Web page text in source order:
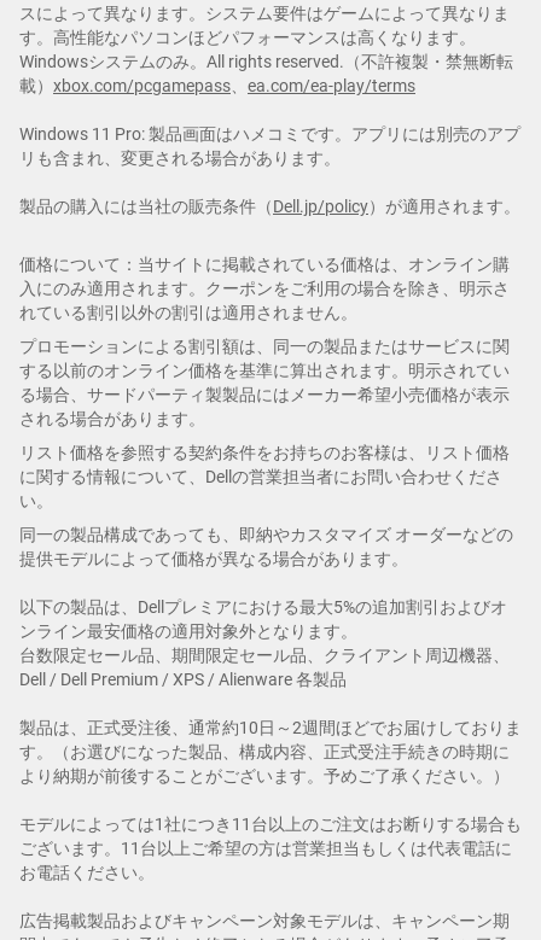
スによって異なります。システム要件はゲームによって異なりま
す。高性能なパソコンほどパフォーマンスは高くなります。
Windowsシステムのみ。All rights reserved.（不許複製・禁無断転
載） xbox.com/pcgamepass ea.com/ea-play/terms
Windows 11 Pro: 製品画面はハメコミです。アプリには別売のアプ
リも含まれ、変更される場合があります。
製品の購入には当社の販売条件（Dell.jp/policy）が適用されます。
価格について：当サイトに掲載されている価格は、オンライン購
入にのみ適用されます。クーポンをご利用の場合を除き、明示さ
れている割引以外の割引は適用されません。
プロモーションによる割引額は、同一の製品またはサービスに関
する以前のオンライン価格を基準に算出されます。明示されてい
る場合、サードパーティ製製品にはメーカー希望小売価格が表示
される場合があります。
リスト価格を参照する契約条件をお持ちのお客様は、リスト価格
に関する情報について、Dellの営業担当者にお問い合わせくださ
い。
同一の製品構成であっても、即納やカスタマイズ オーダーなどの
提供モデルによって価格が異なる場合があります。
以下の製品は、Dellプレミアにおける最大5%の追加割引およびオ
ンライン最安価格の適用対象外となります。
台数限定セール品、期間限定セール品、クライアント周辺機器、
Dell / Dell Premium / XPS / Alienware 各製品
製品は、正式受注後、通常約10日～2週間ほどでお届けしておりま
す。（お選びになった製品、構成内容、正式受注手続きの時期に
より納期が前後することがございます。予めご了承ください。）
モデルによっては1社につき11台以上のご注文はお断りする場合も
ございます。11台以上ご希望の方は営業担当もしくは代表電話に
お電話ください。
広告掲載製品およびキャンペーン対象モデルは、キャンペーン期